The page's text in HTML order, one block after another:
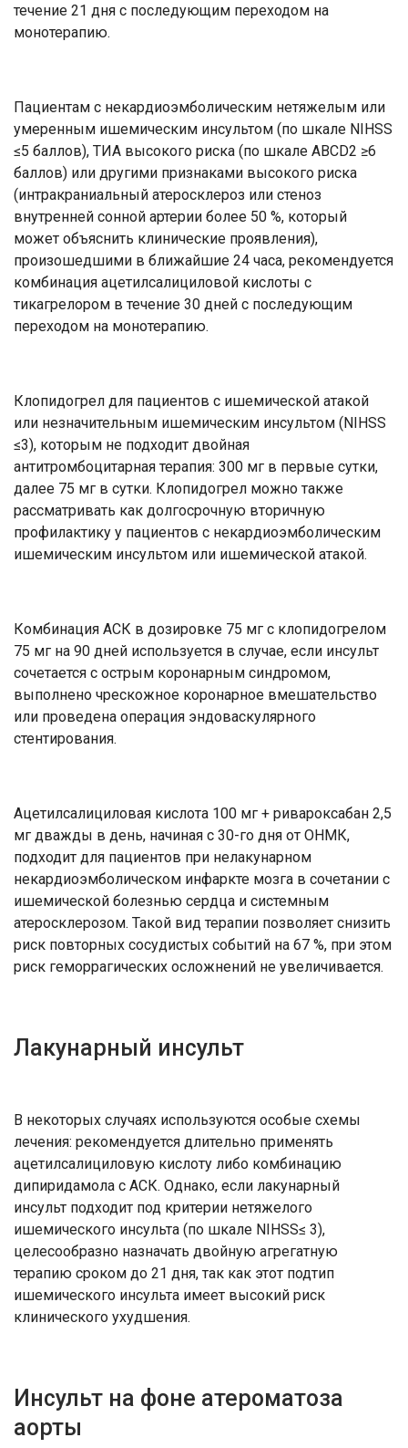
течение 21 дня с последующим переходом на
монотерапию.
Пациентам с некардиоэмболическим нетяжелым или
умеренным ишемическим инсультом (по шкале NIHSS
≤5 баллов), ТИА высокого риска (по шкале ABCD2 ≥6
баллов) или другими признаками высокого риска
(интракраниальный атеросклероз или стеноз
внутренней сонной артерии более 50 %, который
может объяснить клинические проявления),
произошедшими в ближайшие 24 часа, рекомендуется
комбинация ацетилсалициловой кислоты с
тикагрелором в течение 30 дней с последующим
переходом на монотерапию.
Клопидогрел для пациентов с ишемической атакой
или незначительным ишемическим инсультом (NIHSS
≤3), которым не подходит двойная
антитромбоцитарная терапия: 300 мг в первые сутки,
далее 75 мг в сутки. Клопидогрел можно также
рассматривать как долгосрочную вторичную
профилактику у пациентов с некардиоэмболическим
ишемическим инсультом или ишемической атакой.
Комбинация АСК в дозировке 75 мг с клопидогрелом
75 мг на 90 дней используется в случае, если инсульт
сочетается с острым коронарным синдромом,
выполнено чрескожное коронарное вмешательство
или проведена операция эндоваскулярного
стентирования.
Ацетилсалициловая кислота 100 мг + ривароксабан 2,5
мг дважды в день, начиная с 30-го дня от ОНМК,
подходит для пациентов при нелакунарном
некардиоэмболическом инфаркте мозга в сочетании с
ишемической болезнью сердца и системным
атеросклерозом. Такой вид терапии позволяет снизить
риск повторных сосудистых событий на 67 %, при этом
риск геморрагических осложнений не увеличивается.
Лакунарный инсульт
В некоторых случаях используются особые схемы
лечения: рекомендуется длительно применять
ацетилсалициловую кислоту либо комбинацию
дипиридамола с АСК. Однако, если лакунарный
инсульт подходит под критерии нетяжелого
ишемического инсульта (по шкале NIHSS≤ 3),
целесообразно назначать двойную агрегатную
терапию сроком до 21 дня, так как этот подтип
ишемического инсульта имеет высокий риск
клинического ухудшения.
Инсульт на фоне атероматоза
аорты